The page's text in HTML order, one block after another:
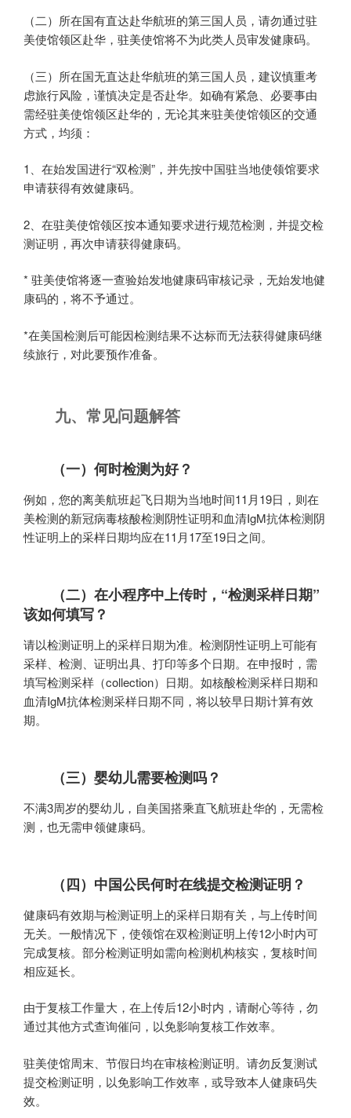
（二）所在国有直达赴华航班的第三国人员，请勿通过驻
美使馆领区赴华，驻美使馆将不为此类人员审发健康码。
（三）所在国无直达赴华航班的第三国人员，建议慎重考
虑旅行风险，谨慎决定是否赴华。如确有紧急、必要事由
需经驻美使馆领区赴华的，无论其来驻美使馆领区的交通
方式，均须：
1、在始发国进行“双检测”，并先按中国驻当地使领馆要求
申请获得有效健康码。
2、在驻美使馆领区按本通知要求进行规范检测，并提交检
测证明，再次申请获得健康码。
* 驻美使馆将逐一查验始发地健康码审核记录，无始发地健
康码的，将不予通过。
*在美国检测后可能因检测结果不达标而无法获得健康码继
续旅行，对此要预作准备。
九、常见问题解答
（一）何时检测为好？
例如，您的离美航班起飞日期为当地时间11月19日，则在
美检测的新冠病毒核酸检测阴性证明和血清IgM抗体检测阴
性证明上的采样日期均应在11月17至19日之间。
（二）在小程序中上传时，“检测采样日期”
该如何填写？
请以检测证明上的采样日期为准。检测阴性证明上可能有
采样、检测、证明出具、打印等多个日期。在申报时，需
填写检测采样（collection）日期。如核酸检测采样日期和
血清IgM抗体检测采样日期不同，将以较早日期计算有效
期。
（三）婴幼儿需要检测吗？
不满3周岁的婴幼儿，自美国搭乘直飞航班赴华的，无需检
测，也无需申领健康码。
（四）中国公民何时在线提交检测证明？
健康码有效期与检测证明上的采样日期有关，与上传时间
无关。一般情况下，使领馆在双检测证明上传12小时内可
完成复核。部分检测证明如需向检测机构核实，复核时间
相应延长。
由于复核工作量大，在上传后12小时内，请耐心等待，勿
通过其他方式查询催问，以免影响复核工作效率。
驻美使馆周末、节假日均在审核检测证明。请勿反复测试
提交检测证明，以免影响工作效率，或导致本人健康码失
效。